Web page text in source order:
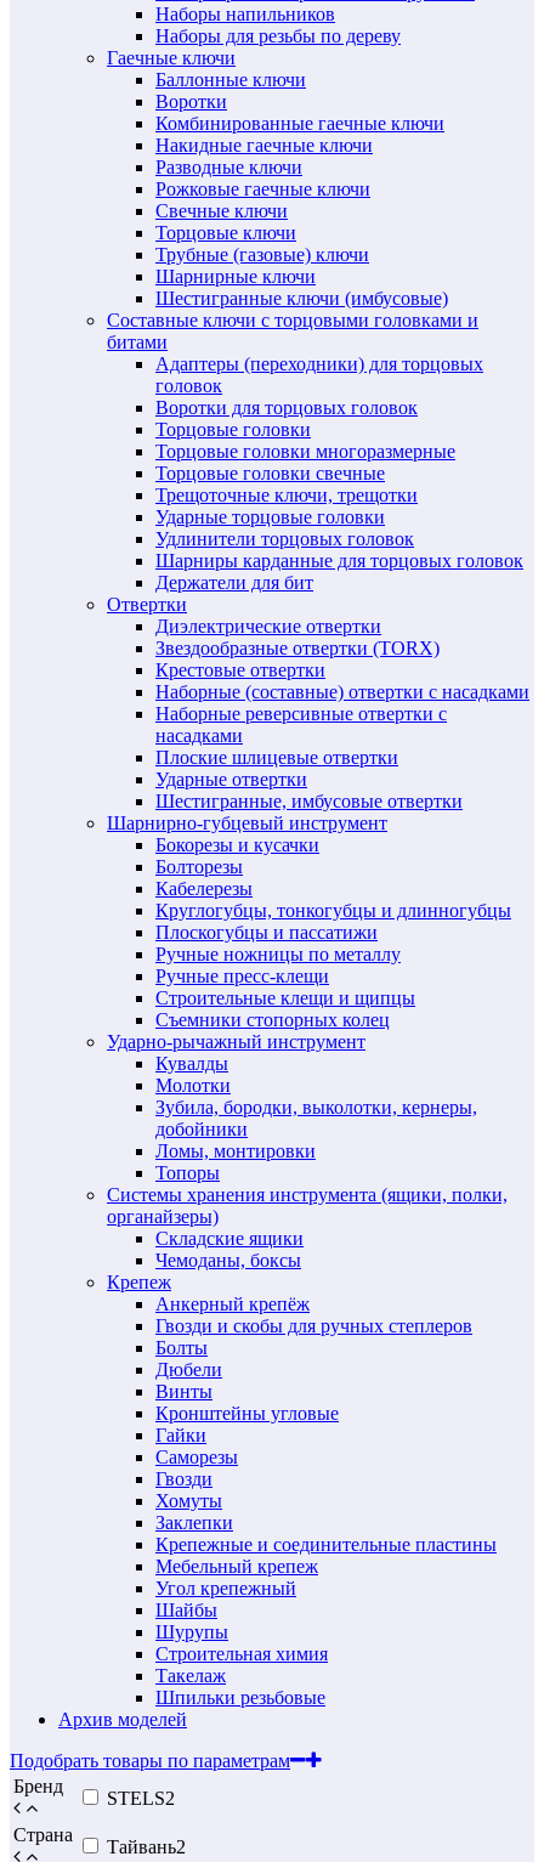
Наборы напильников
Наборы для резьбы по дереву
Гаечные ключи
Баллонные ключи
Воротки
Комбинированные гаечные ключи
Накидные гаечные ключи
Разводные ключи
Рожковые гаечные ключи
Свечные ключи
Торцовые ключи
Трубные (газовые) ключи
Шарнирные ключи
Шестигранные ключи (имбусовые)
Составные ключи с торцовыми головками и
битами
Адаптеры (переходники) для торцовых
головок
Воротки для торцовых головок
Торцовые головки
Торцовые головки многоразмерные
Торцовые головки свечные
Трещоточные ключи, трещотки
Ударные торцовые головки
Удлинители торцовых головок
Шарниры карданные для торцовых головок
Держатели для бит
Отвертки
Диэлектрические отвертки
Звездообразные отвертки (TORX)
Крестовые отвертки
Наборные (составные) отвертки с насадками
Наборные реверсивные отвертки с
насадками
Плоские шлицевые отвертки
Ударные отвертки
Шестигранные, имбусовые отвертки
Шарнирно-губцевый инструмент
Бокорезы и кусачки
Болторезы
Кабелерезы
Круглогубцы, тонкогубцы и длинногубцы
Плоскогубцы и пассатижи
Ручные ножницы по металлу
Ручные пресс-клещи
Строительные клещи и щипцы
Съемники стопорных колец
Ударно-рычажный инструмент
Кувалды
Молотки
Зубила, бородки, выколотки, кернеры,
добойники
Ломы, монтировки
Топоры
Системы хранения инструмента (ящики, полки,
органайзеры)
Складские ящики
Чемоданы, боксы
Крепеж
Анкерный крепёж
Гвозди и скобы для ручных степлеров
Болты
Дюбели
Винты
Кронштейны угловые
Гайки
Саморезы
Гвозди
Хомуты
Заклепки
Крепежные и соединительные пластины
Мебельный крепеж
Угол крепежный
Шайбы
Шурупы
Строительная химия
Такелаж
Шпильки резьбовые
Архив моделей
Подобрать товары по параметрам
Бренд
STELS2
Страна
Тайвань2